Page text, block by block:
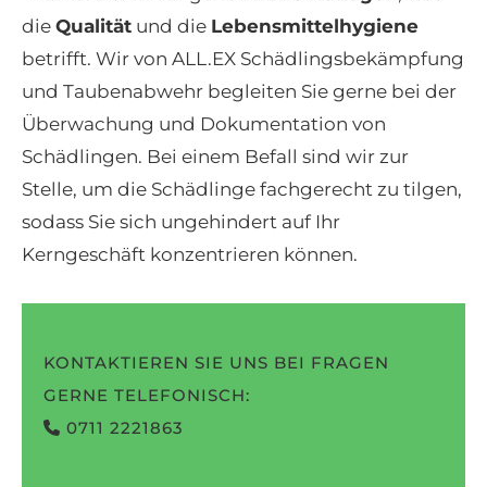
die Qualität und die Lebensmittelhygiene
betrifft. Wir von ALL.EX Schädlingsbekämpfung
und Taubenabwehr begleiten Sie gerne bei der
Überwachung und Dokumentation von
Schädlingen. Bei einem Befall sind wir zur
Stelle, um die Schädlinge fachgerecht zu tilgen,
sodass Sie sich ungehindert auf Ihr
Kerngeschäft konzentrieren können.
KONTAKTIEREN SIE UNS BEI FRAGEN
GERNE TELEFONISCH:
0711 2221863